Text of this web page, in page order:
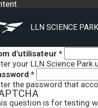
LLN SCIENCE PARK
d'utilisateur *
your LLN Science Park
*
the password that
question is for testing